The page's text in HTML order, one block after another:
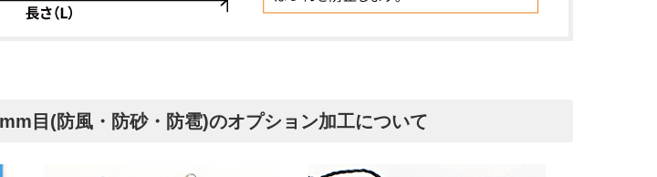
目(防風・防砂・防雹)のオプション加工について